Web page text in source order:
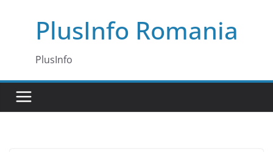
PlusInfo Romania
PlusInfo